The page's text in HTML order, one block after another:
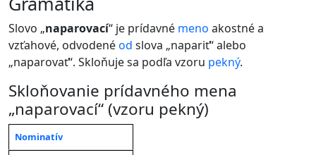
Slovo „naparovací“ je prídavné meno akostné a
vzťahové, odvodenéod slova „napariť“ alebo
„naparovať“. Skloňuje sa podľa vzoru pekný.
Skloňovanie prídavného mena
„naparovací“ (vzoru pekný)
Jednotné
Jednotné
Nominatív